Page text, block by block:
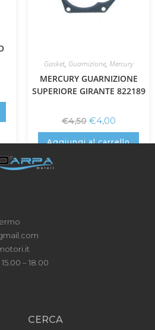
Gasket, Guarnizione, Mercury
MERCURY GUARNIZIONE
SUPERIORE GIRANTE 822189
€4,50 €4,00
Aggiungi al carrello
– 18.00
CERCA